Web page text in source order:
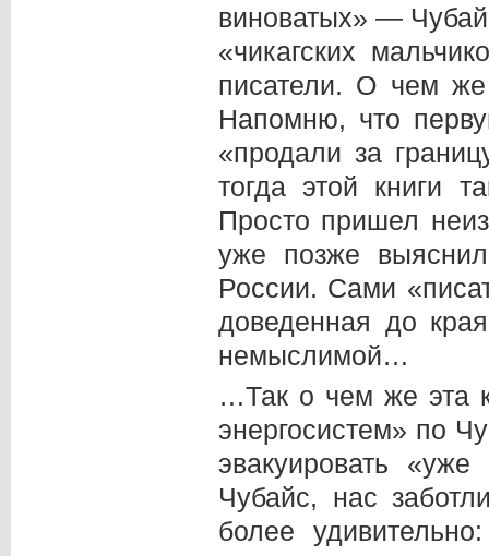
виноватых» —
«чикагских
писатели. О чем же
Напомню, что
«продали за
тогда этой книги
Просто пришел
уже позже
России. Сами
доведенная до
немыслимой…
…Так о чем же эта
энергосистем» по
эвакуировать
Чубайс, нас
более